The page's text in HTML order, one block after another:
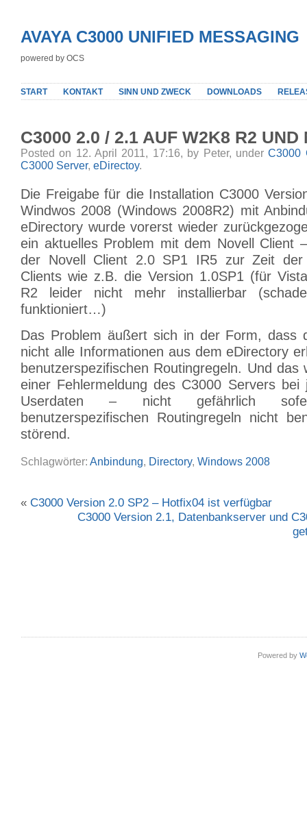
AVAYA C3000 UNIFIED MESSAGING
powered by OCS
START KONTAKT SINN UND ZWECK DOWNLOADS
C3000 2.0 / 2.1 AUF W2K8 R2 UND
Posted on 12. April 2011, 17:16, by Peter, underC3000
C3000 Server, eDirectoy.
Die Freigabe für die Installation C3000
Windwos 2008 (Windows 2008R2) mit
eDirectory wurde vorerst wieder
ein aktuelles Problem mit dem Novell Client
der Novell Client 2.0 SP1 IR5 zur Zeit der
Clients wie z.B. die Version 1.0SP1 (für
R2 leider nicht mehr installierbar
funktioniert…)
Das Problem äußert sich in der Form, dass
nicht alle Informationen aus dem eDirectory
benutzerspezifischen Routingregeln. Und das
einer Fehlermeldung des C3000 Servers bei
Userdaten – nicht gefährlich
benutzerspezifischen Routingregeln nicht
störend.
Schlagwörter: Anbindung, Directory, Windows 2008
« C3000 Version 2.0 SP2 – Hotfix04 ist verfügbar
C3000 Version 2.1, Datenbankserver und
Powered by